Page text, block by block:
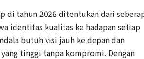
di tahun 2026 ditentukan dari
identitas kualitas ke hadapan setiap
butuh visi jauh ke depan dan
tinggi tanpa kompromi. Dengan